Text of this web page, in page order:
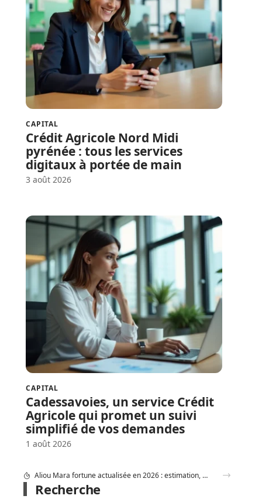
CAPITAL
Crédit Agricole Nord Midi
pyrénée : tous les services
digitaux à portée de main
3 août 2026
CAPITAL
Cadessavoies, un service Crédit
Agricole qui promet un suivi
simplifié de vos demandes
1 août 2026
Crédit Agricole Nord Midi pyrénée : tous les services digitaux à portée de main
Recherche